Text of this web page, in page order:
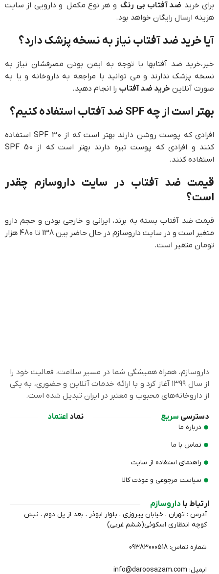
برای خرید ضد آفتاب بی رنگو هر نوع مکمل و دارویی از سایت
هزینه ارسال رایگان خواهد بود.
آیا خرید ضد آفتاب نیاز به نسخه پزشک دارد؟
خیر،خرید ضد آفتابها با توجه به ایمن بودن مصرفشان نیاز به
نسخه پزشک ندارند و می توانید با مراجعه به داروخانه و یا به
صورت آنلاین خرید ضد آفتاب را انجام دهید.
بهتر است از چه SPF ضد آفتاب استفاده کنیم؟
افرادی که پوست روشن دارند بهتر است که از SPF 30 استفاده
کنند و افرادی که پوست تیره دارند بهتر است که از SPF 50
استفاده کنند.
قیمت ضد آفتاب در سایت داروسازم چقدر
است؟
قیمت ضد آفتاب بسته به برند، ایرانی و خارجی بودن و حجم دارو
متغیر است و در سایت داروسازم در حال حاضر بین 138 تا 480 هزار
تومان متغیر است.
داروسازم، همراه همیشگی شما در مسیر سلامت، فعالیت خود را
از سال ۱۳۹۹ آغاز کرد و با ارائه خدمات آنلاین و حضوری، به یکی
از داروخانه‌های محبوب و معتبر در ایران تبدیل شده است.
دسترسی سریع
درباره ما
تماس با ما
راهنمای استفاده از سایت
سیاست مرجوعی و عودت کالا
ارتباط با داروسازم
آدرس : تهران ، خیابان پیروزی ، بلوار ابوذر ، بعد از پل دوم ، نبش
کوچه انتظاري اسکوئی(ششم غربی)
شماره تماس: 09383000518
ایمیل: info@daroosazam.com
نماد اعتماد